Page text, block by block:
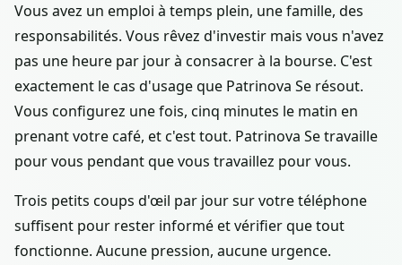
Vous avez un emploi à temps plein, une famille, des
responsabilités. Vous rêvez d'investir mais vous n'avez
pas une heure par jour à consacrer à la bourse. C'est
exactement le cas d'usage que Patrinova Se résout.
Vous configurez une fois, cinq minutes le matin en
prenant votre café, et c'est tout. Patrinova Se travaille
pour vous pendant que vous travaillez pour vous.
Trois petits coups d'œil par jour sur votre téléphone
suffisent pour rester informé et vérifier que tout
fonctionne. Aucune pression, aucune urgence.